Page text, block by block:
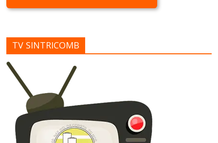
TV SINTRICOMB